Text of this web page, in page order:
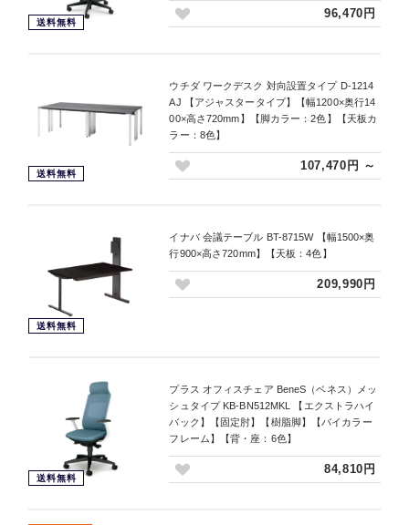
送料無料
96,470円
送料無料
ウチダ ワークデスク 対向設置タイプ D-1214
AJ 【アジャスタータイプ】【幅1200×奥行14
00×高さ720mm】【脚カラー：2色】【天板カ
ラー：8色】
107,470円 ～
送料無料
イナバ 会議テーブル BT-8715W 【幅1500×奥
行900×高さ720mm】【天板：4色】
209,990円
送料無料
プラス オフィスチェア BeneS（ベネス）メッ
シュタイプ KB-BN512MKL 【エクストラハイ
バック】【固定肘】【樹脂脚】【バイカラー
フレーム】【背・座：6色】
84,810円